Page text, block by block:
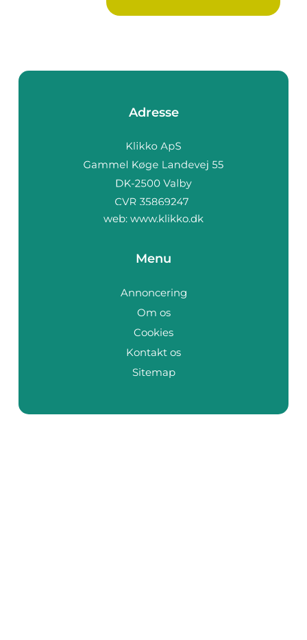
Adresse
web: www.klikko.dk
Menu
Annoncering
Om os
Cookies
Kontakt os
Sitemap